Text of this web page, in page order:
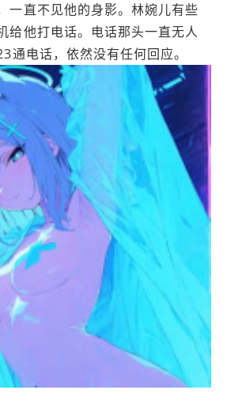
一直不见他的身影。林婉儿有些
给他打电话。电话那头一直无人
通电话，依然没有任何回应。